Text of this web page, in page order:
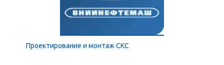
Проектирование и монтаж СКС